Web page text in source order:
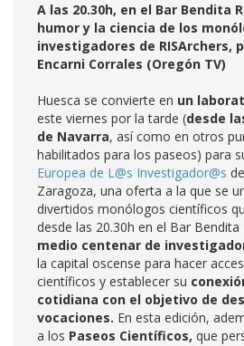
A las 20.30h, en el Bar Bendita
humor y la ciencia de los
investigadores de RISArchers,
Encarni Corrales (Oregón TV)
Huesca se convierte en un
este viernes por la tarde (desde
de Navarra, así como en otros
habilitados para los paseos) para
Europea de L@s Investigador@s
Zaragoza, una oferta a la que se
divertidos monólogos científicos
desde las 20.30h en el Bar Bendita
medio centenar de
la capital oscense para hacer
científicos y establecer su
cotidiana con el objetivo de
vocaciones. En esta edición,
a los Paseos Científicos, que